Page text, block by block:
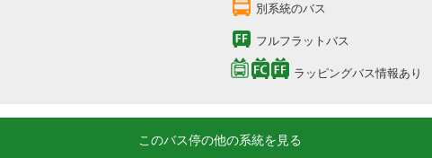
別系統のバス
フルフラットバス
ラッピングバス情報あり
このバス停の他の系統を見る